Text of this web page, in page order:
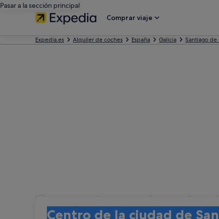
Pasar a la sección principal
Comprar viaje
Expedia.es Alquiler de coches España Galicia Santiago
Encuentra coches
Centro de la ciudad de Santiago de